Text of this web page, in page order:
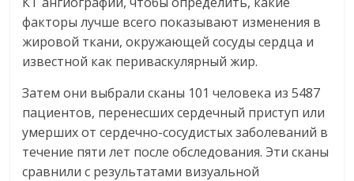
факторы лучше всего показывают изменения в
жировой ткани, окружающей сосуды сердца и
известной как периваскулярный жир.
Затем они выбрали сканы 101 человека из 5487
пациентов, перенесших сердечный приступ или
умерших от сердечно-сосудистых заболеваний в
течение пяти лет после обследования. Эти сканы
сравнили с результатами визуальной